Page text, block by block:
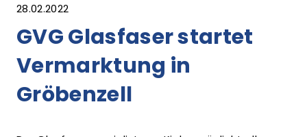
28.02.2022
GVG Glasfaser startet
Vermarktung in
Gröbenzell